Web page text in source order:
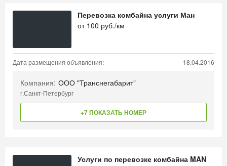
Перевозка комбайна услуги Ман
от 100 руб./км
Дата размещения объявления: 18.04.2016
Компания: ООО "Транснегабарит"
г.Санкт-Петербург
+7 ПОКАЗАТЬ НОМЕР
Услуги по перевозке комбайна MAN